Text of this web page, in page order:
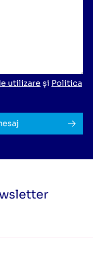
utilizare și Politica